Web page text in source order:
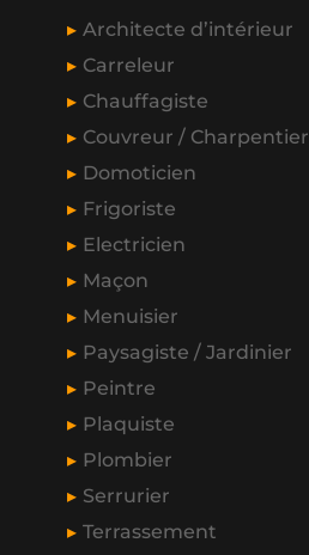
Architecte d’intérieur
Carreleur
Chauffagiste
Couvreur / Charpentier
Domoticien
Frigoriste
Electricien
Maçon
Menuisier
Paysagiste / Jardinier
Peintre
Plaquiste
Plombier
Serrurier
Terrassement